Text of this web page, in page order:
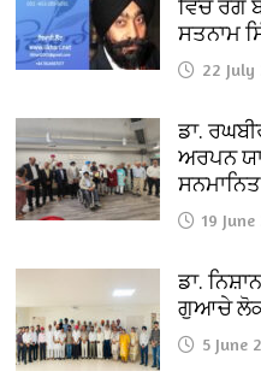
ਵਿਚ ਰੰਗ
ਸਤਨਾਮ
22 July
ਡਾ.
ਅਰਪਨ
19
ਡਾ.
ਗੁਆਚੇ
5 June